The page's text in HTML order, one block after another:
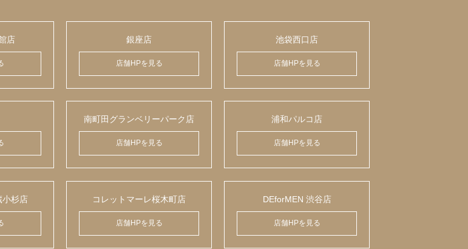
店 銀座店
店舗HPを見る
池袋西口店
店舗HPを見る
南町田グランベリーパーク店
店舗HPを見る
浦和パルコ店
店舗HPを見る
小杉店 コレットマーレ桜木町店
店舗HPを見る
DEforMEN 渋谷店
店舗HPを見る